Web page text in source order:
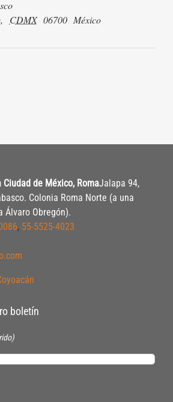
, CDMX 06700 México
de México, RomaJalapa 94,
Colonia Roma Norte (a una
Álvaro Obregón).
, 55-5525-4023
boletín